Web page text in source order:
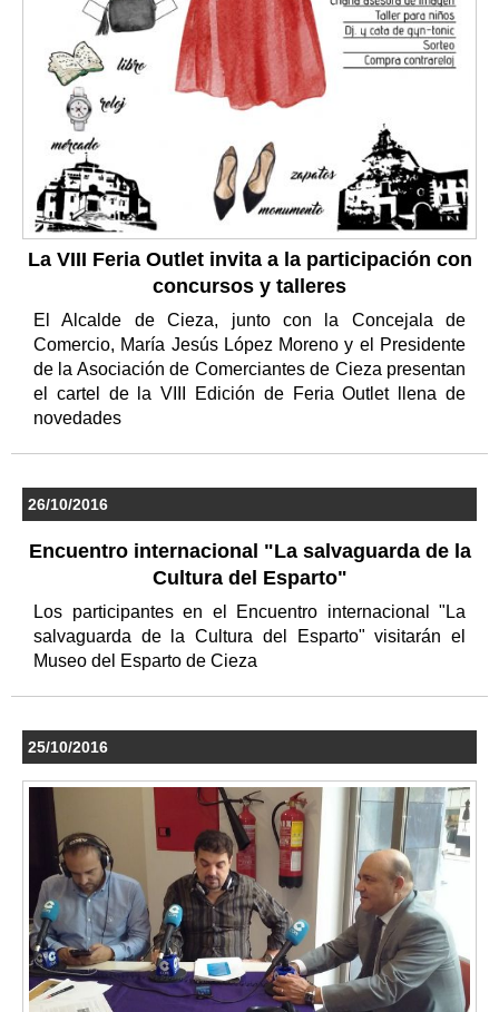
La VIII Feria Outlet invita a la participación con
concursos y talleres
El Alcalde de Cieza, junto con la Concejala de
Comercio, María Jesús López Moreno y el Presidente
de la Asociación de Comerciantes de Cieza presentan
el cartel de la VIII Edición de Feria Outlet llena de
novedades
26/10/2016
Encuentro internacional "La salvaguarda de la
Cultura del Esparto"
Los participantes en el Encuentro internacional "La
salvaguarda de la Cultura del Esparto" visitarán el
Museo del Esparto de Cieza
25/10/2016